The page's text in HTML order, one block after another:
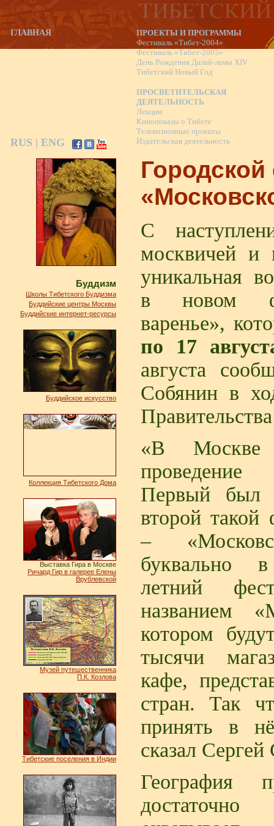
ГЛАВНАЯ
RUS | ENG
ПРОЕКТЫ И ПРОГРАММЫ
Фестиваль «Тибет-2004»
Фестиваль «Тибет-2005»
День Рождения Далай-ламы XIV
Тибетский Новый Год
ПРОСВЕТИТЕЛЬСКАЯ
ДЕЯТЕЛЬНОСТЬ
Лекции
Кинопоказы о Тибете
Телевизионные проекты
Издательская деятельность
Буддизм
Школы Тибетского Буддизма
Буддийские центры Москвы
Буддийские интернет-ресурсы
Буддийское искусство
Коллекция Тибетского Дома
Выставка Гира в Москве
Ричард Гир в галерее Елены
Врублевской
Музей путешественника
П.К. Козлова
Тибетские поселения в Индии
С
москвичей и
уникальная
в новом
варенье»,
по 17
августа
Собянин в
«В Москве
проведение
Первый был
второй такой
–
буквально
летний
названием
котором
тысячи
кафе,
стран. Так
принять в
сказал
География